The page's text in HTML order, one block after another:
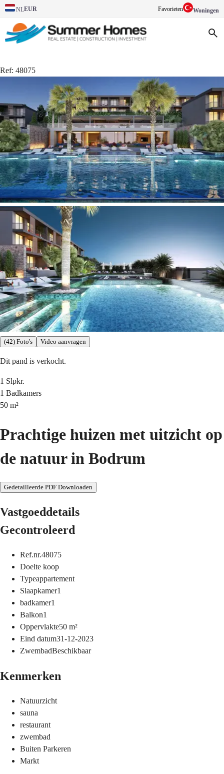
NLEUR Favorieten Woningen
Ref: 48075
(42) Foto's Video aanvragen
Dit pand is verkocht.
1 Slpkr.
1 Badkamers
50 m²
Prachtige huizen met uitzicht op
de natuur in Bodrum
Gedetailleerde PDF Downloaden
Vastgoeddetails
Gecontroleerd
Ref.nr.48075
Doelte koop
Typeappartement
Slaapkamer1
badkamer1
Balkon1
Oppervlakte50 m²
Eind datum31-12-2023
ZwembadBeschikbaar
Kenmerken
Natuurzicht
sauna
restaurant
zwembad
Buiten Parkeren
Markt